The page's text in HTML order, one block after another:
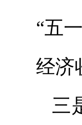
“五
经济
三